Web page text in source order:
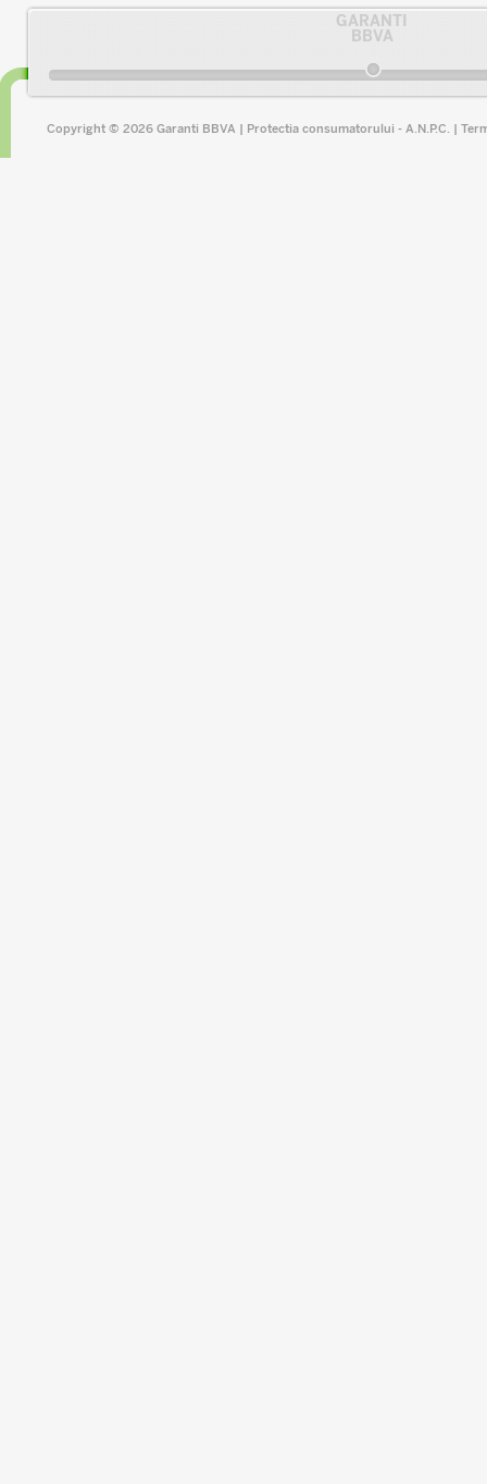
GARANTI
BBVA
Copyright © 2026 Garanti BBVA | Protectia consumatorului - A.N.P.C.